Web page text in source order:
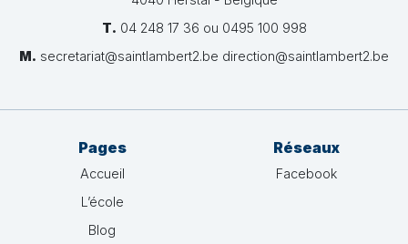
T. 04 248 17 36 ou 0495 100 998
M. secretariat@saintlambert2.be direction@saintlambert2.be
Pages
Accueil
L’école
Blog
Réseaux
Facebook